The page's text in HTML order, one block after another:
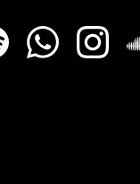
Whatsapp